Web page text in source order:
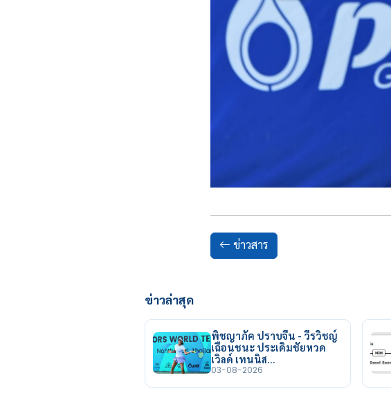
ข่าวสาร
ข่าวล่าสุด
พิชญาภัค ปราบจีน - วีรวิชญ์
เฉือนชนะ ประเดิมชัยหวด
เวิลด์ เทนนิส…
03-08-2026